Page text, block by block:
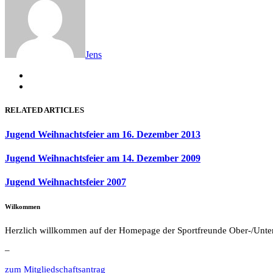
Jens
RELATED ARTICLES
Jugend Weihnachtsfeier am 16. Dezember 2013
Jugend Weihnachtsfeier am 14. Dezember 2009
Jugend Weihnachtsfeier 2007
Wilkommen
Herzlich willkommen auf der Homepage der Sportfreunde Ober-/
–
zum Mitgliedschaftsantrag